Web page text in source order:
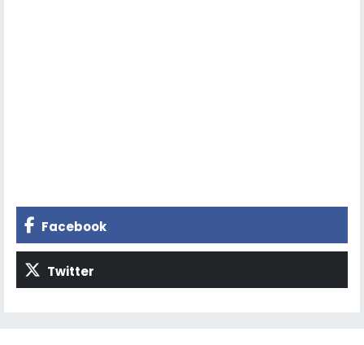
Facebook
Twitter